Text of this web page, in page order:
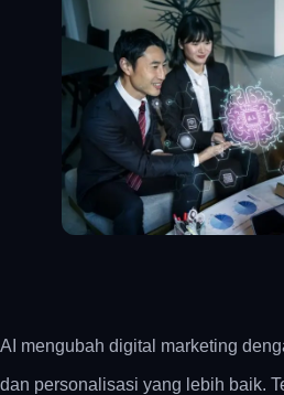
AI mengubah digital marketing
dan personalisasi yang lebih baik.